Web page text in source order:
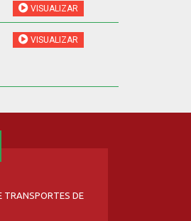
VISUALIZAR
VISUALIZAR
TRANSPORTES DE